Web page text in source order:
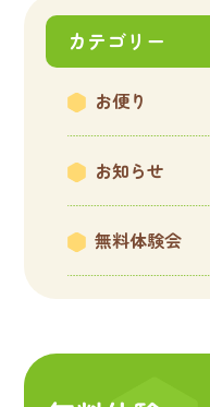
カテゴリー
お便り
お知らせ
無料体験会